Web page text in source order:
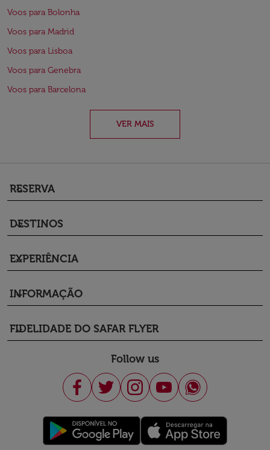
Voos para Bolonha
Voos para Madrid
Voos para Lisboa
Voos para Genebra
Voos para Barcelona
VER MAIS
RESERVA
keyboard_arrow_down
DESTINOS
keyboard_arrow_down
EXPERIÊNCIA
keyboard_arrow_down
INFORMAÇÃO
keyboard_arrow_down
FIDELIDADE DO SAFAR FLYER
keyboard_arrow_down
Follow us